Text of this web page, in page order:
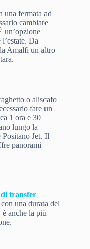
una fermata ad
cambiare
un’opzione
Da
Amalfi un altro
o aliscafo
fare un
1 ora e 30
lungo la
Jet. Il
panorami
transfer
una durata del
anche la più